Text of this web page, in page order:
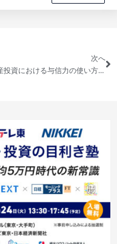
次へ
不動産投資における与信力の使い方について